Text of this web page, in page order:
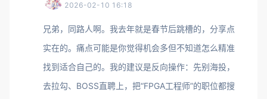
2026-02-10 16:18
兄弟，同路人啊。我去年就是春节后跳槽的，分享点
实在的。痛点可能是你觉得机会多但不知道怎么精准
找到适合自己的。我的建议是反向操作：先别海投，
去拉勾、BOSS直聘上，把“FPGA工程师”的职位都搜